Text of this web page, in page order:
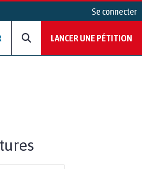
Se connecter
LANCER UNE PÉTITION